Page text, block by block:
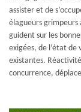
assister et de
élagueurs grimpeurs
guident sur les
exigées, de l’état
existantes.
concurrence,